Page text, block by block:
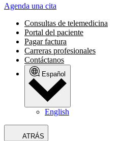
Agenda una cita
Consultas de telemedicina
Portal del paciente
Pagar factura
Carreras profesionales
Contáctanos
Español
English
ATRÁS